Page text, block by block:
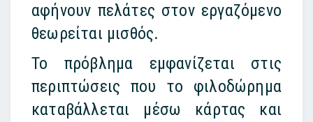
αφήνουν πελάτες στον εργαζόμενο
θεωρείται μισθός.
Το πρόβλημα εμφανίζεται στις
περιπτώσεις που το φιλοδώρημα
καταβάλλεται μέσω κάρτας και